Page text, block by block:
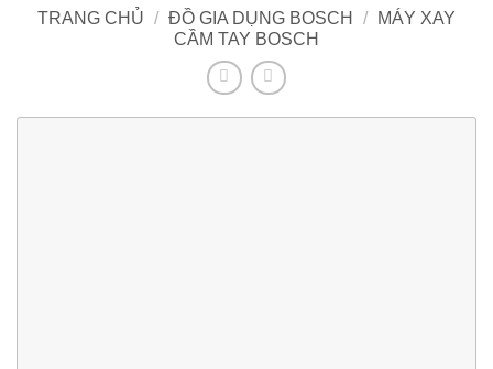
TRANG CHỦ / ĐỒ GIA DỤNG BOSCH /
MÁY XAY
CẦM TAY BOSCH